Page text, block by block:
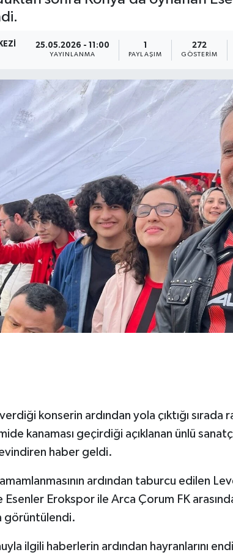
25.05.2026 - 11:00
YAYINLANMA
1
PAYLAŞIM
272
GÖSTERIM
konserin ardından yola çıktığı sırada
mide kanaması geçirdiği açıklanan ünlü
haber geldi.
ardından taburcu edilen
Esenler Erokspor ile Arca Çorum FK
görüntülendi.
ilgili haberlerin ardından hayranlarını